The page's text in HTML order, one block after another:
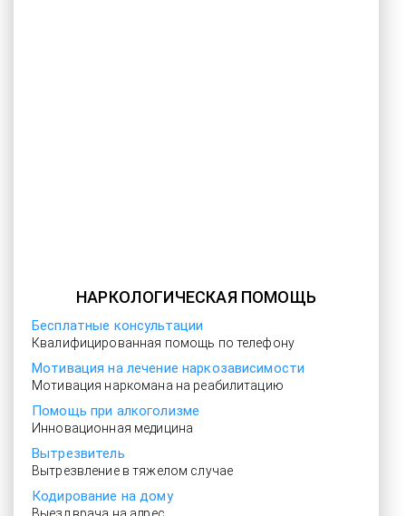
НАРКОЛОГИЧЕСКАЯ ПОМОЩЬ
Бесплатные консультации
Квалифицированная помощь по телефону
Мотивация на лечение наркозависимости
Мотивация наркомана на реабилитацию
Помощь при алкоголизме
Инновационная медицина
Вытрезвитель
Вытрезвление в тяжелом случае
Кодирование на дому